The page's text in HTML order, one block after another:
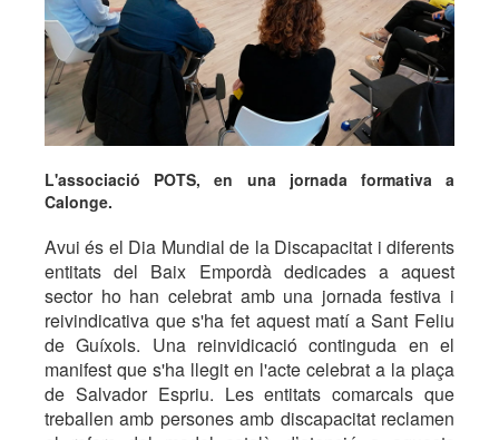
L'associació POTS, en una jornada formativa a
Calonge.
Avui és el Dia Mundial de la Discapacitat i diferents
entitats del Baix Empordà dedicades a aquest
sector ho han celebrat amb una jornada festiva i
reivindicativa que s'ha fet aquest matí a Sant Feliu
de Guíxols. Una reinvidicació continguda en el
manifest que s'ha llegit en l'acte celebrat a la plaça
de Salvador Espriu. Les entitats comarcals que
treballen amb persones amb discapacitat reclamen